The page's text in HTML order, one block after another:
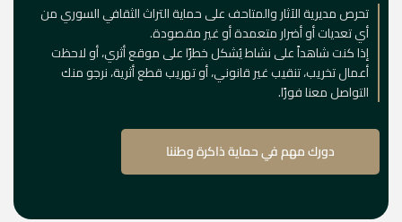
تحرص مديرية الآثار والمتاحف على حماية التراث الثقافي السوري من
أي تعديات أو أضرار متعمدة أو غير مقصودة.
إذا كنت شاهداً على نشاط يُشكل خطرًا على موقع أثري، أو لاحظت
أعمال تخريب، تنقيب غير قانوني، أو تهريب قطع أثرية، نرجو منك
التواصل معنا فورًا.
دورك مهم في حماية ذاكرة وطننا